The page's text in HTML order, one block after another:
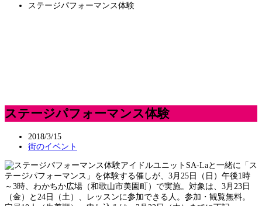
ステージパフォーマンス体験
ステージパフォーマンス体験
2018/3/15
街のイベント
アイドルユニットSA-Laと一緒に「ス
テージパフォーマンス」を体験する催しが、3月25日（日）午後1時
～3時、わかちか広場（和歌山市美園町）で実施。対象は、3月23日
（金）と24日（土）、レッスンに参加できる人。参加・観覧無料。